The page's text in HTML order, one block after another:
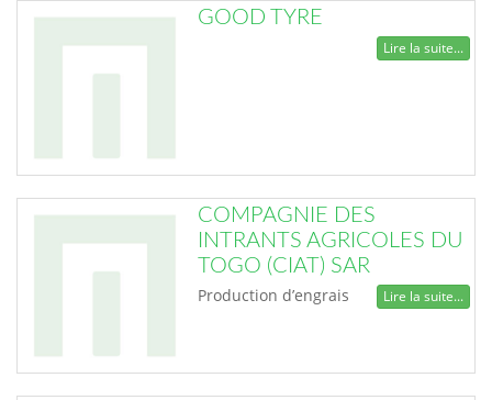
GOOD TYRE
Lire la suite...
COMPAGNIE DES
INTRANTS AGRICOLES DU
TOGO (CIAT) SAR
Production d’engrais Lire la suite...